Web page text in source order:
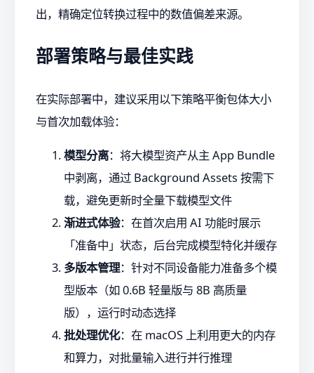
出，精确定位转换过程中的数值偏差来源。
部署策略与最佳实践
在实际部署中，建议采用以下策略平衡包体大小
与首次加载体验：
模型分离：将大模型资产从主 App Bundle
中剥离，通过 Background Assets 按需下
载，避免更新时全量下载模型文件
渐进式体验：在首次启用 AI 功能时展示
「准备中」状态，后台完成模型特化并缓存
多版本管理：针对不同设备能力准备多个模
型版本（如 0.6B 轻量版与 8B 高质量
版），运行时动态选择
批处理优化：在 macOS 上利用更大的内存
和算力，对批量输入进行并行推理